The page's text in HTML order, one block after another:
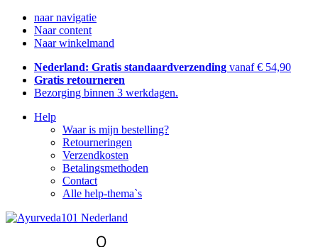
naar navigatie
Naar content
Naar winkelmand
Nederland: Gratis standaardverzending vanaf € 54,90
Gratis retourneren
Bezorging binnen 3 werkdagen.
Help
Waar is mijn bestelling?
Retourneringen
Verzendkosten
Betalingsmethoden
Contact
Alle help-thema`s